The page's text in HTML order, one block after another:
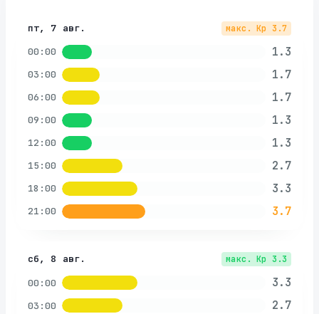
пт, 7 авг. макс. Kp 3.7
00:00 1.3
03:00 1.7
06:00 1.7
09:00 1.3
12:00 1.3
15:00 2.7
18:00 3.3
21:00 3.7
сб, 8 авг. макс. Kp 3.3
00:00 3.3
03:00 2.7